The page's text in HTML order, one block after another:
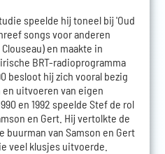
speelde hij toneel bij 'Oud
songs voor anderen
en maakte in
BRT-radioprogramma
besloot hij zich vooral bezig
uitvoeren van eigen
en 1992 speelde Stef de rol
en Gert. Hij vertolkte de
buurman van Samson en Gert
veel klusjes uitvoerde.